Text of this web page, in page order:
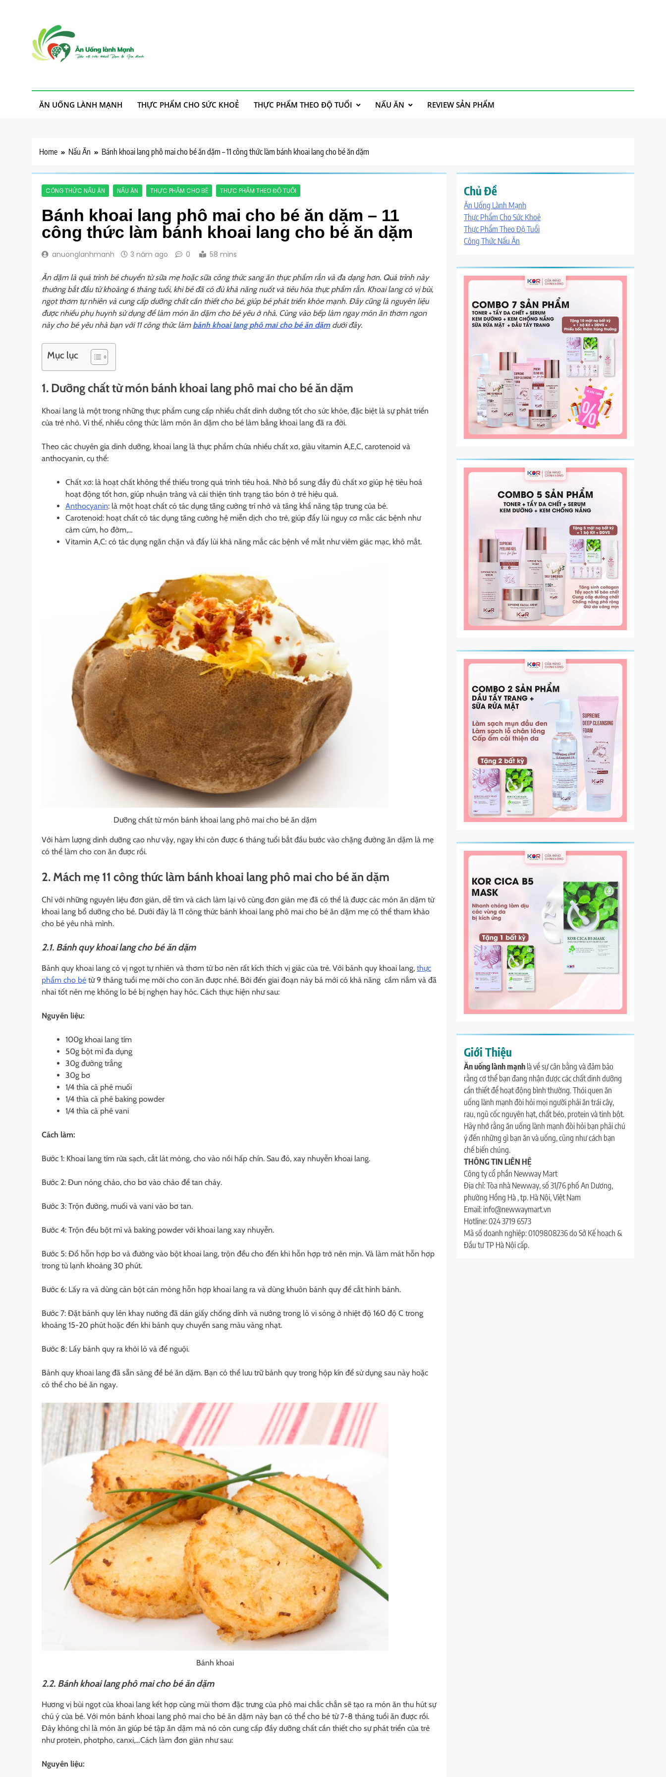
ĂN UỐNG LÀNH MẠNH THỰC PHẨM CHO SỨC KHOẺ THỰC PHẨM THEO ĐỘ TUỔI NẤU ĂN REVIEW SẢN PHẨM
Home Nấu Ăn Bánh khoai lang phô mai cho bé ăn dặm – 11 công thức làm bánh khoai lang cho bé ăn dặm
CÔNG THỨC NẤU ĂN NẤU ĂN THỰC PHẨM CHO BÉ THỰC PHẨM THEO ĐỘ TUỔI
Bánh khoai lang phô mai cho bé ăn dặm – 11
công thức làm bánh khoai lang cho bé ăn dặm
anuonglanhmanh 3 năm ago 0 58 mins
Ăn dặm là quá trình bé chuyển từ sữa mẹ hoặc sữa công thức sang ăn thực phẩm rắn và đa dạng hơn. Quá trình này
thường bắt đầu từ khoảng 6 tháng tuổi, khi bé đã có đủ khả năng nuốt và tiêu hóa thực phẩm rắn. Khoai lang có vị bùi,
ngọt thơm tự nhiên và cung cấp dưỡng chất cần thiết cho bé, giúp bé phát triển khỏe mạnh. Đây cũng là nguyên liệu
được nhiều phụ huynh sử dụng để làm món ăn dặm cho bé yêu ở nhà. Cùng vào bếp làm ngay món ăn thơm ngon
này cho bé yêu nhà bạn với 11 công thức làm bánh khoai lang phô mai cho bé ăn dặmdưới đây.
Mục lục
1. Dưỡng chất từ món bánh khoai lang phô mai cho bé ăn dặm
Khoai lang là một trong những thực phẩm cung cấp nhiều chất dinh dưỡng tốt cho sức khỏe, đặc biệt là sự phát triển
của trẻ nhỏ. Vì thế, nhiều công thức làm món ăn dặm cho bé làm bằng khoai lang đã ra đời.
Theo các chuyên gia dinh dưỡng, khoai lang là thực phẩm chứa nhiều chất xơ, giàu vitamin A,E,C, carotenoid và
anthocyanin, cụ thể:
Chất xơ: là hoạt chất không thể thiếu trong quá trình tiêu hoá. Nhờ bổ sung đầy đủ chất xơ giúp hệ tiêu hoá
hoạt động tốt hơn, giúp nhuận tràng và cải thiện tình trạng táo bón ở trẻ hiệu quả.
Anthocyanin: là một hoạt chất có tác dụng tăng cường trí nhớ và tăng khẩ năng tập trung của bé.
Carotenoid: hoạt chất có tác dụng tăng cường hệ miễn dịch cho trẻ, giúp đẩy lùi nguy cơ mắc các bệnh như
cảm cúm, ho đờm,…
Vitamin A,C: có tác dụng ngăn chặn và đẩy lùi khả năng mắc các bệnh về mắt như viêm giác mạc, khô mắt.
Dưỡng chất từ món bánh khoai lang phô mai cho bé ăn dặm
Với hàm lượng dinh dưỡng cao như vậy, ngay khi còn được 6 tháng tuổi bắt đầu bước vào chặng đường ăn dặm là mẹ
có thể làm cho con ăn được rồi.
2. Mách mẹ 11 công thức làm bánh khoai lang phô mai cho bé ăn dặm
Chỉ với những nguyên liệu đơn giản, dễ tìm và cách làm lại vô cùng đơn giản mẹ đã có thể là được các món ăn dặm từ
khoai lang bổ dưỡng cho bé. Dưới đây là 11 công thức bánh khoai lang phô mai cho bé ăn dặm mẹ có thể tham khảo
cho bé yêu nhà mình.
2.1. Bánh quy khoai lang cho bé ăn dặm
Bánh quy khoai lang có vị ngọt tự nhiên và thơm từ bơ nên rất kích thích vị giác của trẻ. Với bánh quy khoai lang, thực
phẩm cho bé từ 9 tháng tuổi mẹ mới cho con ăn được nhé. Bởi đến giai đoạn này bá mới có khả năng cầm nắm và đã
nhai tốt nên mẹ không lo bé bị nghẹn hay hóc. Cách thực hiện như sau:
Nguyên liệu:
100g khoai lang tím
50g bột mì đa dụng
30g đường trắng
30g bơ
1/4 thìa cà phê muối
1/4 thìa cà phê baking powder
1/4 thìa cà phê vani
Cách làm:
Bước 1: Khoai lang tím rửa sạch, cắt lát mỏng, cho vào nồi hấp chín. Sau đó, xay nhuyễn khoai lang.
Bước 2: Đun nóng chảo, cho bơ vào chảo để tan chảy.
Bước 3: Trộn đường, muối và vani vào bơ tan.
Bước 4: Trộn đều bột mì và baking powder với khoai lang xay nhuyễn.
Bước 5: Đổ hỗn hợp bơ và đường vào bột khoai lang, trộn đều cho đến khi hỗn hợp trở nên mịn. Và làm mát hỗn hợp
trong tủ lạnh khoảng 30 phút.
Bước 6: Lấy ra và dùng cán bột cán mỏng hỗn hợp khoai lang ra và dùng khuôn bánh quy để cắt hình bánh.
Bước 7: Đặt bánh quy lên khay nướng đã dán giấy chống dính và nướng trong lò vi sóng ở nhiệt độ 160 độ C trong
khoảng 15-20 phút hoặc đến khi bánh quy chuyển sang màu vàng nhạt.
Bước 8: Lấy bánh quy ra khỏi lò và để nguội.
Bánh quy khoai lang đã sẵn sàng để bé ăn dặm. Bạn có thể lưu trữ bánh quy trong hộp kín để sử dụng sau này hoặc
có thể cho bé ăn ngay.
Bánh khoai
2.2. Bánh khoai lang phô mai cho bé ăn dặm
Hương vị bùi ngọt của khoai lang kết hợp cùng mùi thơm đặc trưng của phô mai chắc chắn sẽ tạo ra món ăn thu hút sự
chú ý của bé. Với món bánh khoai lang phô mai cho bé ăn dặm này bạn có thể cho bé từ 7-8 tháng tuổi ăn được rồi.
Đây không chỉ là món ăn giúp bé tập ăn dặm mà nó còn cung cấp đầy dưỡng chất cần thiết cho sự phát triển của trẻ
như protein, photpho, canxi,…Cách làm đơn giản như sau:
Nguyên liệu:
Chủ Đề
Ăn Uống Lành Mạnh
Thực Phẩm Cho Sức Khoẻ
Thực Phẩm Theo Độ Tuổi
Công Thức Nấu Ăn
Giới Thiệu
Ăn uống lành mạnh là về sự cân bằng và đảm bảo
rằng cơ thể bạn đang nhận được các chất dinh dưỡng
cần thiết để hoạt động bình thường. Thói quen ăn
uống lành mạnh đòi hỏi mọi người phải ăn trái cây,
rau, ngũ cốc nguyên hạt, chất béo, protein và tinh bột.
Hãy nhớ rằng ăn uống lành mạnh đòi hỏi bạn phải chú
ý đến những gì bạn ăn và uống, cũng như cách bạn
chế biến chúng.
THÔNG TIN LIÊN HỆ
Công ty cổ phần Newway Mart
Địa chỉ: Tòa nhà Newway, số 31/76 phố An Dương,
phường Hồng Hà , tp. Hà Nội, Việt Nam
Email: info@newwaymart.vn
Hotline: 024 3719 6573
Mã số doanh nghiệp: 0109808236 do Sở Kế hoạch &
Đầu tư TP Hà Nội cấp.